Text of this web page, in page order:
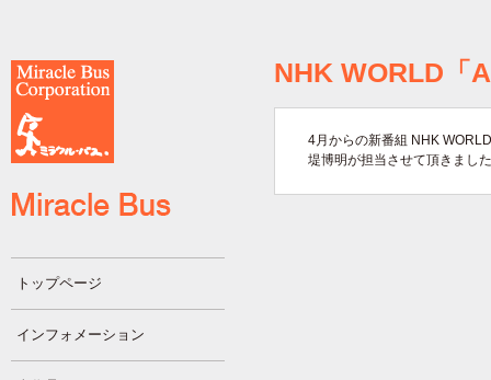
トップページ
インフォメーション
NHK WORLD「
4月からの新番組 NHK
堤博明が担当させて頂きまし